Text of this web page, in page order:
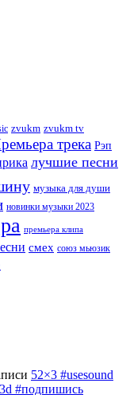
zvukm zvukm tv
трека Рэп
лучшие песни
музыка для души
новинки музыки 2023
премьера клипа
смех союз мьюзик
52×3 #usesound
#подпишись